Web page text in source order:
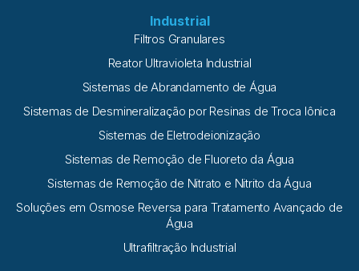
Industrial
Filtros Granulares
Reator Ultravioleta Industrial
Sistemas de Abrandamento de Água
Sistemas de Desmineralização por Resinas de Troca Iônica
Sistemas de Eletrodeionização
Sistemas de Remoção de Fluoreto da Água
Sistemas de Remoção de Nitrato e Nitrito da Água
Soluções em Osmose Reversa para Tratamento Avançado de
Água
Ultrafiltração Industrial